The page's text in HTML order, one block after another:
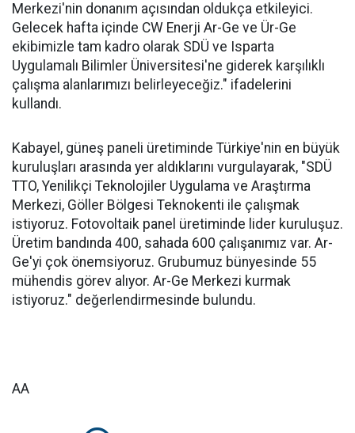
Merkezi'nin donanım açısından oldukça etkileyici.
Gelecek hafta içinde CW Enerji Ar-Ge ve Ür-Ge
ekibimizle tam kadro olarak SDÜ ve Isparta
Uygulamalı Bilimler Üniversitesi'ne giderek karşılıklı
çalışma alanlarımızı belirleyeceğiz." ifadelerini
kullandı.
Kabayel, güneş paneli üretiminde Türkiye'nin en büyük
kuruluşları arasında yer aldıklarını vurgulayarak, "SDÜ
TTO, Yenilikçi Teknolojiler Uygulama ve Araştırma
Merkezi, Göller Bölgesi Teknokenti ile çalışmak
istiyoruz. Fotovoltaik panel üretiminde lider kuruluşuz.
Üretim bandında 400, sahada 600 çalışanımız var. Ar-
Ge'yi çok önemsiyoruz. Grubumuz bünyesinde 55
mühendis görev alıyor. Ar-Ge Merkezi kurmak
istiyoruz." değerlendirmesinde bulundu.
AA